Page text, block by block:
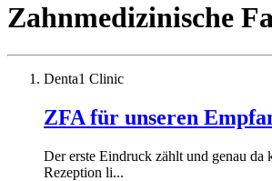
Zahnmedizinische
Denta1 Clinic
ZFA für unseren
Der erste Eindruck zählt und genau
Rezeption li...